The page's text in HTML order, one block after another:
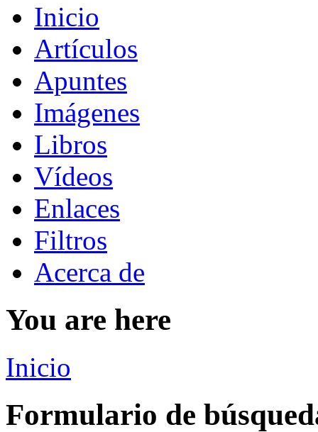
Inicio
Artículos
Apuntes
Imágenes
Libros
Vídeos
Enlaces
Filtros
Acerca de
You are here
Inicio
Formulario de